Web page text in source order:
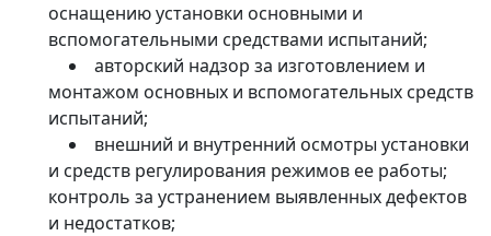
оснащению установки основными и
вспомогательными средствами испытаний;
авторский надзор за изготовлением и
монтажом основных и вспомогательных средств
испытаний;
внешний и внутренний осмотры установки
и средств регулирования режимов ее работы;
контроль за устранением выявленных дефектов
и недостатков;